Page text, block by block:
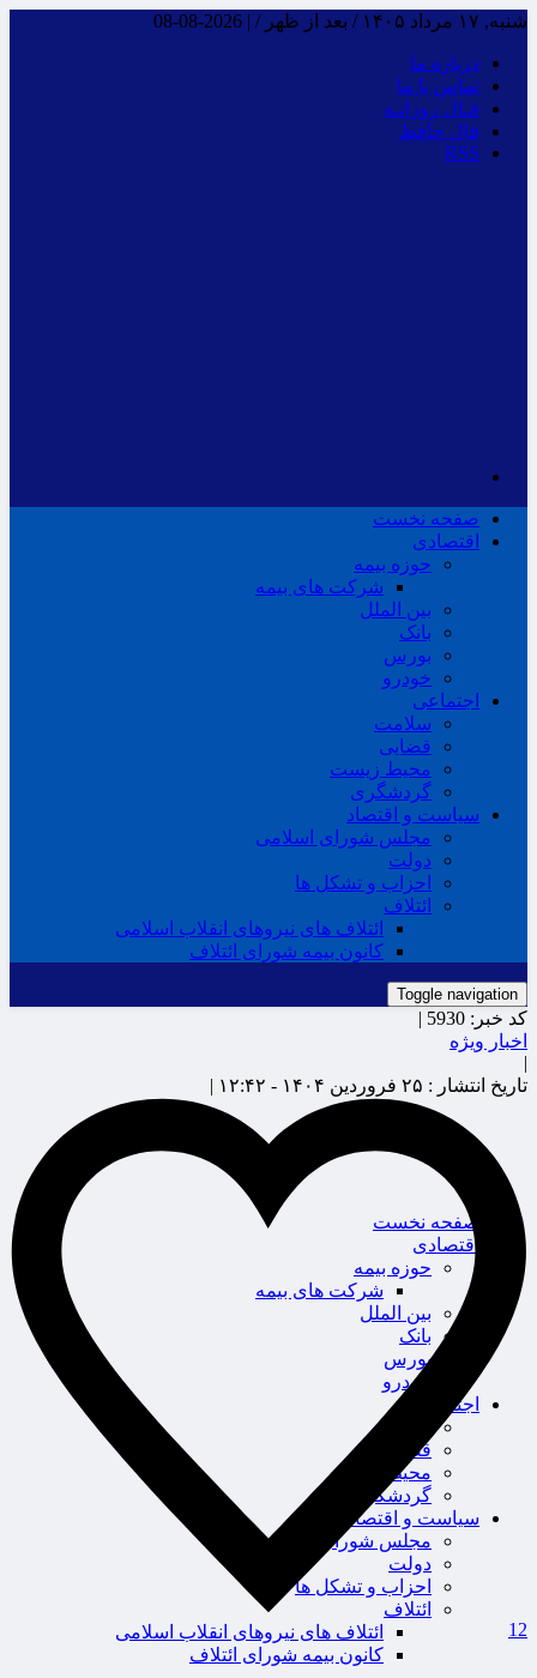
شنبه, ۱۷ مرداد ۱۴۰۵ / بعد از ظهر / |
2026-08-08
درباره ما
تماس با ما
فـال روزانـه
فال حافظ
RSS
صفحه نخست
اقتصادی
حوزه بیمه
شرکت های بیمه
بین الملل
بانک
بورس
خودرو
اجتماعی
سلامت
قضایی
محیط زیست
گردشگری
سیاست و اقتصاد
مجلس شورای اسلامی
دولت
احزاب و تشکل ها
ائتلاف
ائتلاف های نیروهای انقلاب اسلامی
کانون بیمه شورای ائتلاف
Toggle navigation
صفحه نخست
اقتصادی
حوزه بیمه
شرکت های بیمه
بین الملل
بانک
بورس
خودرو
اجتماعی
سلامت
قضایی
محیط زیست
گردشگری
سیاست و اقتصاد
مجلس شورای اسلامی
دولت
احزاب و تشکل ها
ائتلاف
ائتلاف های نیروهای انقلاب اسلامی
کانون بیمه شورای ائتلاف
کد خبر: 5930 |
اخبار ویژه
|
تاریخ انتشار : ۲۵ فروردین ۱۴۰۴ - ۱۲:۴۲ |
12